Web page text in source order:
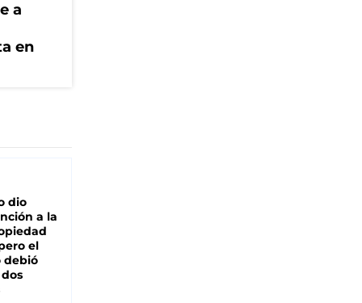
a
en
dio
a la
el
debió